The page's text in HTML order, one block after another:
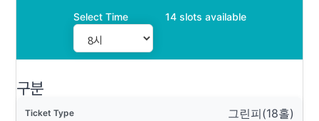
Select Time 14 slots available
구분
그린피(18홀)